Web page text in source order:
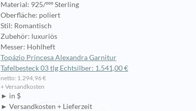
Material: 925/ººº Sterling
Oberfläche: poliert
Stil: Romantisch
Zubehör: luxuriös
Messer: Hohlheft
Topázio Princesa Alexandra Garnitur
Tafelbesteck 03 tlg Echtsilber: 1.541,00 €
netto: 1.294,96 €
+ Versandkosten
► in $
► Versandkosten + Lieferzeit